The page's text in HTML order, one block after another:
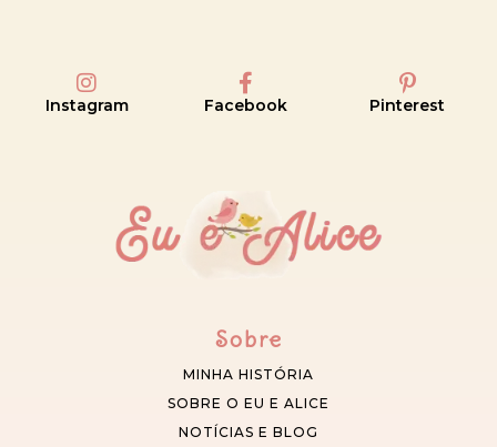
Instagram Facebook Pinterest
Sobre
MINHA HISTÓRIA
SOBRE O EU E ALICE
NOTÍCIAS E BLOG